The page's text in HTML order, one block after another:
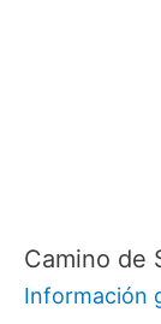
Camino de
Información